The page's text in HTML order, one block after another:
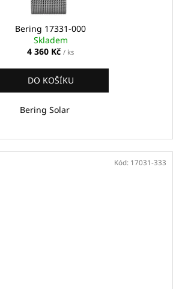
Bering 17331-000
Skladem
4 360 Kč / ks
DO KOŠÍKU
Bering Solar
Kód: 17031-333